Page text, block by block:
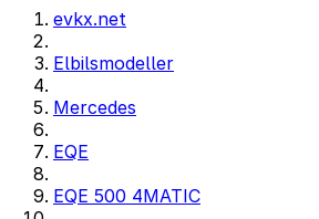
evkx.net
Elbilsmodeller
Mercedes
EQE
EQE 500 4MATIC